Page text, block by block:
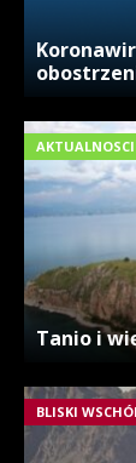
AKTUALNOSCI
Tanio i
BLISKI